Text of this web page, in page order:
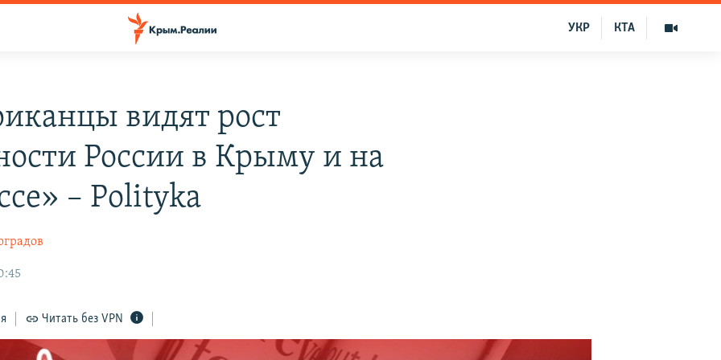
КТА
УКР
видят рост
России в Крыму и на
– Рolityka
Читать без VPN